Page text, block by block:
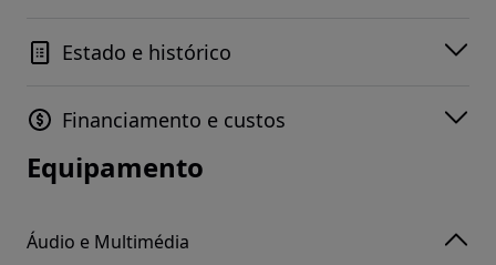
Estado e histórico
Financiamento e custos
Equipamento
Áudio e Multimédia